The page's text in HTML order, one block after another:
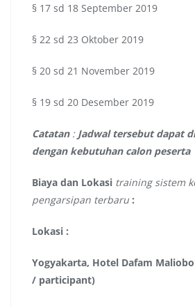
§ 17 sd 18 September 2019
§ 22 sd 23 Oktober 2019
§ 20 sd 21 November 2019
§ 19 sd 20 Desember 2019
Catatan : Jadwal tersebut dapat
dengan kebutuhan calon peserta
Biaya dan Lokasi training sistem
pengarsipan terbaru :
Lokasi :
Yogyakarta, Hotel Dafam
/ participant)